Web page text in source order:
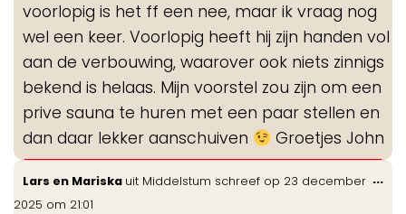
voorlopig is het ff een nee, maar ik vraag nog
wel een keer. Voorlopig heeft hij zijn handen vol
aan de verbouwing, waarover ook niets zinnigs
bekend is helaas. Mijn voorstel zou zijn om een
prive sauna te huren met een paar stellen en
dan daar lekker aanschuiven
Groetjes John
Lars en Mariska uit Middelstum schreef op 23 december
2025 om 21:01
...